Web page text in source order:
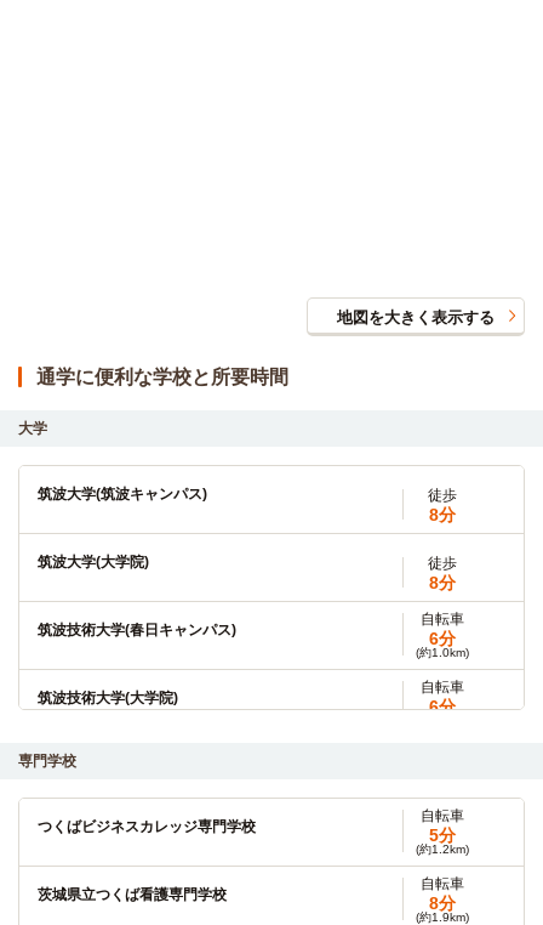
地図を大きく表示する
通学に便利な学校と所要時間
大学
筑波大学(筑波キャンパス) 徒歩
8分
筑波大学(大学院) 徒歩
8分
筑波技術大学(春日キャンパス)
自転車
6分
(約1.0km)
筑波技術大学(大学院)
自転車
6分
筑波技術大学(天久保キャンパス)
日本国際学園大学(つくばキャンパス)
自転車
10分
(約2.0km)
専門学校
つくばビジネスカレッジ専門学校
自転車
5分
(約1.2km)
茨城県立つくば看護専門学校
自転車
8分
(約1.9km)